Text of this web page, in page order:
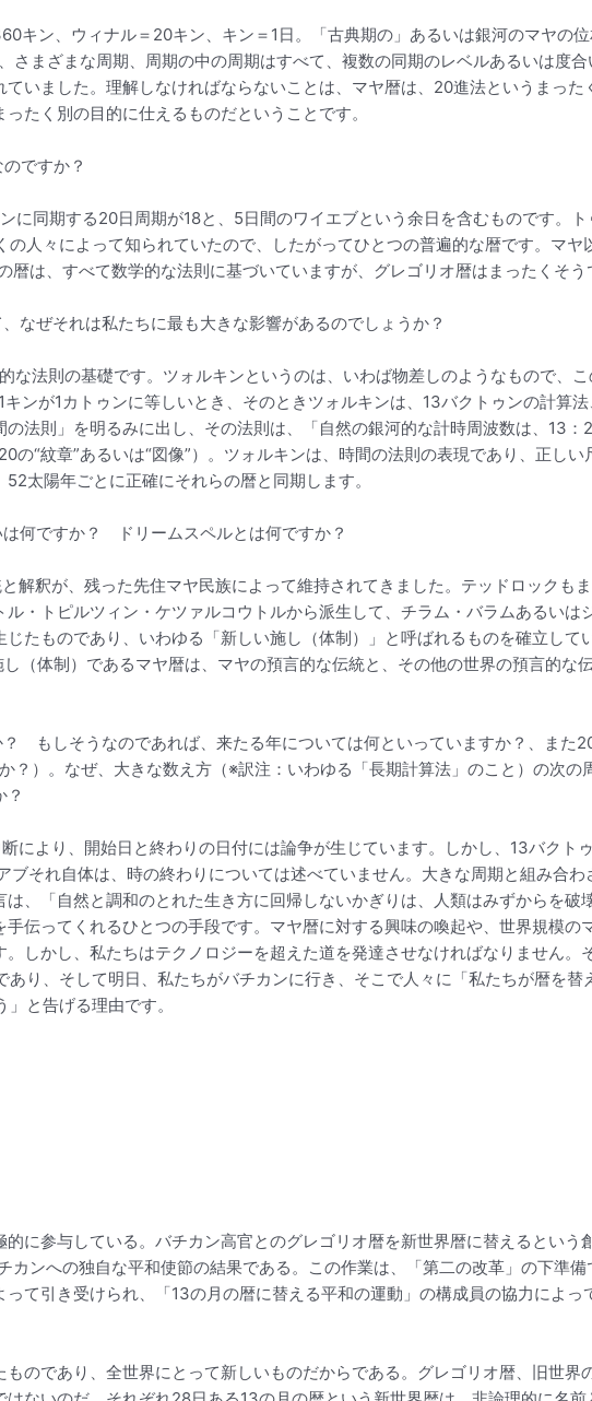
ン、ウィナル＝20キン、キン＝1日。「古典期の」あるいは銀河のマヤの
まざまな周期、周期の中の周期はすべて、複数の同期のレベルあるいは度合
いました。理解しなければならないことは、マヤ暦は、20進法というまった
たく別の目的に仕えるものだということです。
ですか？
同期する20日周期が18と、5日間のワイエブという余日を含むものです。ト
人々によって知られていたので、したがってひとつの普遍的な暦です。マヤ
は、すべて数学的な法則に基づいていますが、グレゴリオ暦はまったくそう
ぜそれは私たちに最も大きな影響があるのでしょうか？
法則の基礎です。ツォルキンというのは、いわば物差しのようなもので、こ
ンが1カトゥンに等しいとき、そのときツォルキンは、13バクトゥンの計算
法則」を明るみに出し、その法則は、「自然の銀河的な計時周波数は、13：
“紋章”あるいは“図像”）。ツォルキンは、時間の法則の表現であり、正しい
太陽年ごとに正確にそれらの暦と同期します。
何ですか？ ドリームスペルとは何ですか？
釈が、残った先住マヤ民族によって維持されてきました。テッドロックも
・トピルツィン・ケツァルコウトルから派生して、チラム・バラムあるいは
たものであり、いわゆる「新しい施し（体制）」と呼ばれるものを確立して
（体制）であるマヤ暦は、マヤの預言的な伝統と、その他の世界の預言的な
もしそうなのであれば、来たる年については何といっていますか？、また
）。なぜ、大きな数え方（※訳注：いわゆる「長期計算法」のこと）の次の
より、開始日と終わりの日付には論争が生じています。しかし、13バクト
それ自体は、時の終わりについては述べていません。大きな周期と組み合わ
、「自然と調和のとれた生き方に回帰しないかぎりは、人類はみずからを破
伝ってくれるひとつの手段です。マヤ暦に対する興味の喚起や、世界規模の
しかし、私たちはテクノロジーを超えた道を発達させなければなりません。
り、そして明日、私たちがバチカンに行き、そこで人々に「私たちが暦を替
と告げる理由です。
に参与している。バチカン高官とのグレゴリオ暦を新世界暦に替えるという
ンへの独自な平和使節の結果である。この作業は、「第二の改革」の下準
て引き受けられ、「13の月の暦に替える平和の運動」の構成員の協力によっ
のであり、全世界にとって新しいものだからである。グレゴリオ暦、旧世界